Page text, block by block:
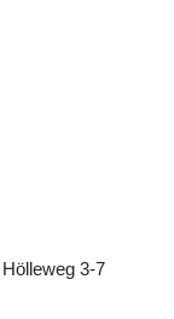
3-7